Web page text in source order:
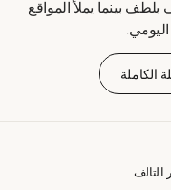
بينما يملأ المواقع